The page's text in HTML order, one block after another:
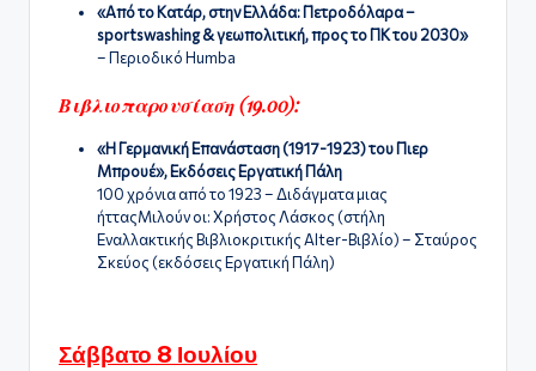
«Από το Κατάρ, στην Ελλάδα: Πετροδόλαρα –
sportswashing & γεωπολιτική, προς το ΠΚ του 2030»
– Περιοδικό Humba
Βιβλιοπαρουσίαση (19.00):
«Η Γερμανική Επανάσταση (1917-1923) του Πιερ
Μπρουέ», Εκδόσεις Εργατική Πάλη
100 χρόνια από το 1923 – Διδάγματα μιας
ήτταςΜιλούν οι: Χρήστος Λάσκος (στήλη
Εναλλακτικής Βιβλιοκριτικής Alter-Βιβλίο) – Σταύρος
Σκεύος (εκδόσεις Εργατική Πάλη)
Σάββατο 8 Ιουλίου